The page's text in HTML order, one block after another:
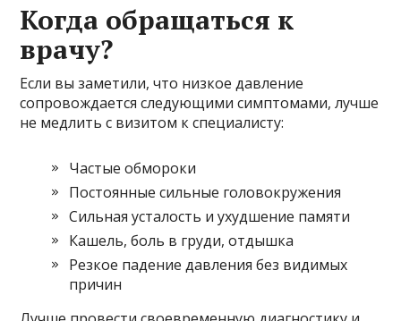
Когда обращаться к
врачу?
Если вы заметили, что низкое давление
сопровождается следующими симптомами, лучше
не медлить с визитом к специалисту:
Частые обмороки
Постоянные сильные головокружения
Сильная усталость и ухудшение памяти
Кашель, боль в груди, отдышка
Резкое падение давления без видимых
причин